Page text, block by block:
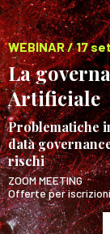
WEBINAR / 17
La
Artificiale
Problematiche
data
rischi
ZOOM MEETING
Offerte per